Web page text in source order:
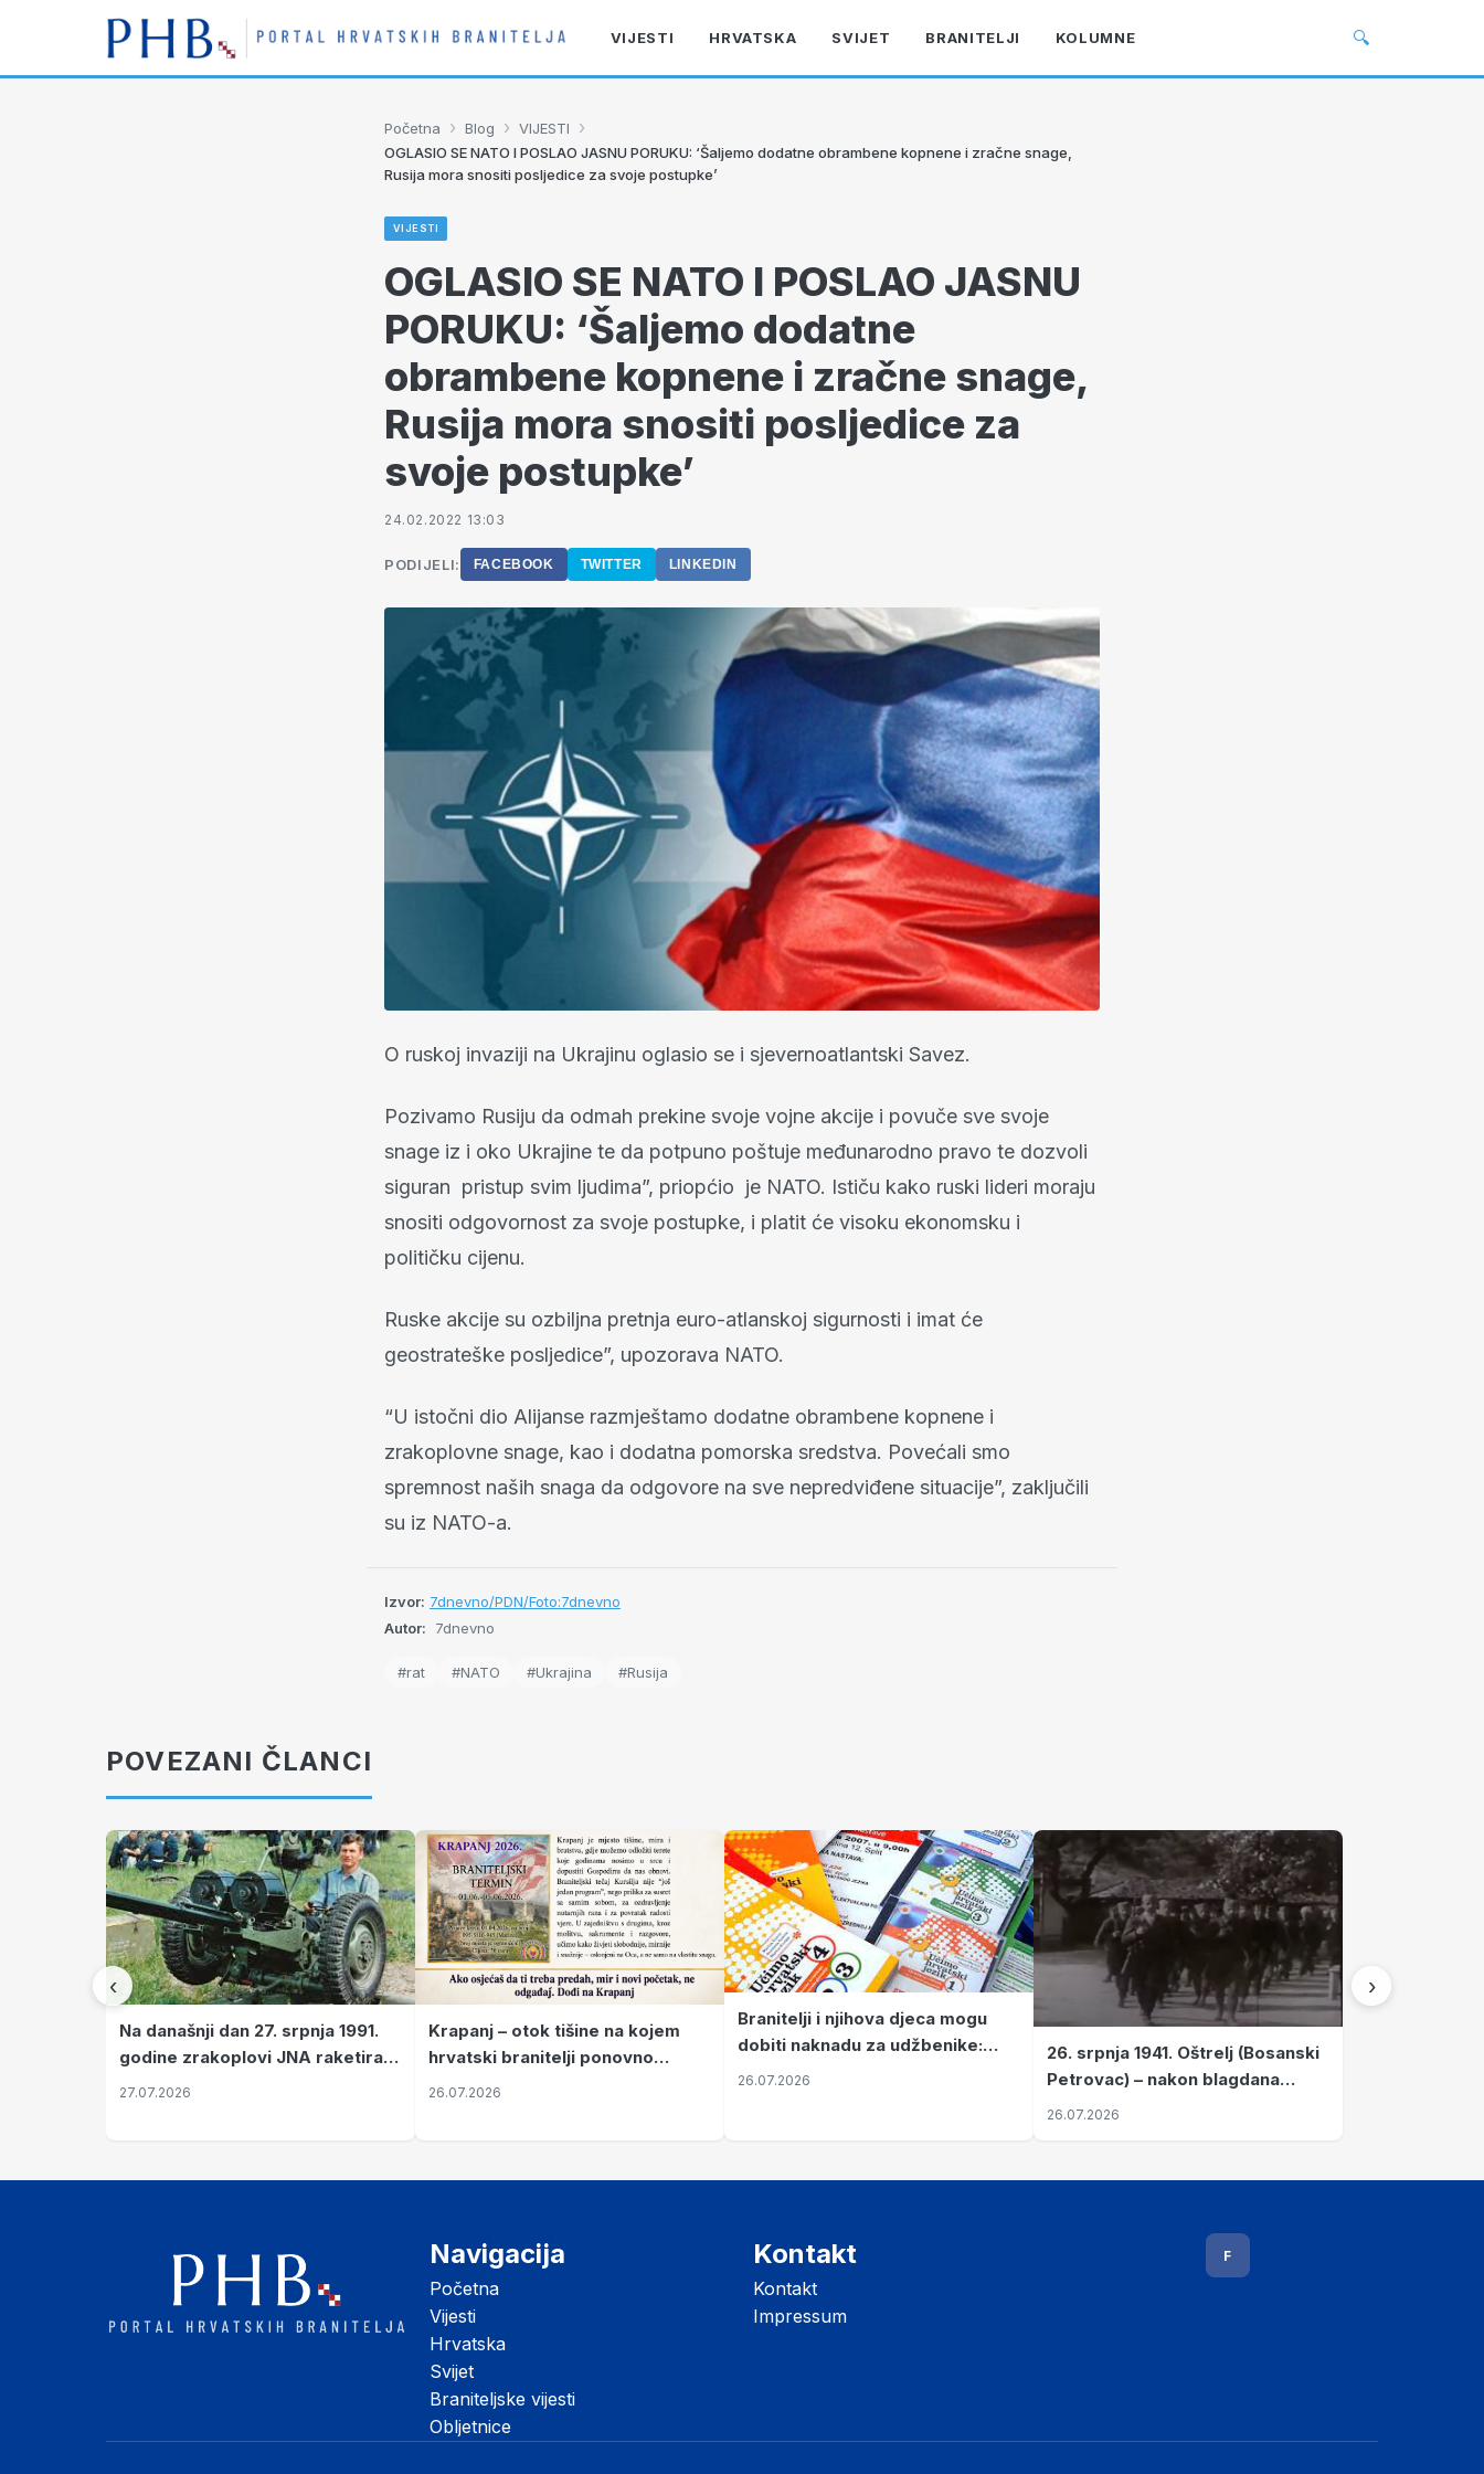
VIJESTI HRVATSKA SVIJET BRANITELJI KOLUMNE 🔍
Početna › Blog › VIJESTI ›
OGLASIO SE NATO I POSLAO JASNU PORUKU: ‘Šaljemo dodatne obrambene kopnene i zračne snage,
Rusija mora snositi posljedice za svoje postupke’
VIJESTI
OGLASIO SE NATO I POSLAO JASNU
PORUKU: ‘Šaljemo dodatne
obrambene kopnene i zračne snage,
Rusija mora snositi posljedice za
svoje postupke’
24.02.2022 13:03
PODIJELI: FACEBOOK TWITTER LINKEDIN
O ruskoj invaziji na Ukrajinu oglasio se i sjevernoatlantski Savez.
Pozivamo Rusiju da odmah prekine svoje vojne akcije i povuče sve svoje
snage iz i oko Ukrajine te da potpuno poštuje međunarodno pravo te dozvoli
siguran pristup svim ljudima”, priopćio je NATO. Ističu kako ruski lideri moraju
snositi odgovornost za svoje postupke, i platit će visoku ekonomsku i
političku cijenu.
Ruske akcije su ozbiljna pretnja euro-atlanskoj sigurnosti i imat će
geostrateške posljedice”, upozorava NATO.
“U istočni dio Alijanse razmještamo dodatne obrambene kopnene i
zrakoplovne snage, kao i dodatna pomorska sredstva. Povećali smo
spremnost naših snaga da odgovore na sve nepredviđene situacije”, zaključili
su iz NATO-a.
Izvor: 7dnevno/PDN/Foto:7dnevno
Autor:
7dnevno
#rat #NATO #Ukrajina #Rusija
POVEZANI ČLANCI
‹
Na današnji dan 27. srpnja 1991.
godine zrakoplovi JNA raketirali
su vojarnu i obučni centar "Nikola
27.07.2026
Krapanj – otok tišine na kojem
hrvatski branitelji ponovno
pronalaze mir
26.07.2026
Branitelji i njihova djeca mogu
dobiti naknadu za udžbenike:
zahtjevi se podnose do 31.
26.07.2026
26. srpnja 1941. Oštrelj (Bosanski
Petrovac) – nakon blagdana
Svete Ane izvršen napad srpskih
26.07.2026
›
Navigacija
Početna
Vijesti
Hrvatska
Svijet
Braniteljske vijesti
Obljetnice
Kontakt
Kontakt
Impressum
F